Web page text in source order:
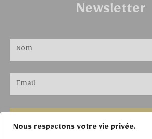
Nous respectons votre vie privée.
Newsletter